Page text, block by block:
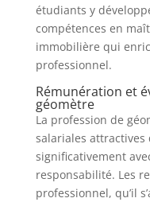
étudiants y
compétences en
immobilière qui
professionnel.
Rémunération et
géomètre
La profession de
salariales
significativement
responsabilité. Les
professionnel, qu’il